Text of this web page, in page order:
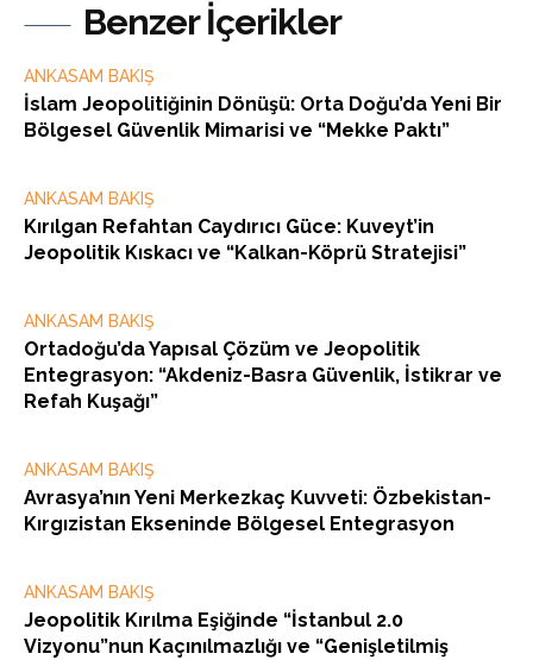
Benzer İçerikler
ANKASAM BAKIŞ
İslam Jeopolitiğinin Dönüşü: Orta Doğu’da Yeni Bir
Bölgesel Güvenlik Mimarisi ve “Mekke Paktı”
ANKASAM BAKIŞ
Kırılgan Refahtan Caydırıcı Güce: Kuveyt’in
Jeopolitik Kıskacı ve “Kalkan-Köprü Stratejisi”
ANKASAM BAKIŞ
Ortadoğu’da Yapısal Çözüm ve Jeopolitik
Entegrasyon: “Akdeniz-Basra Güvenlik, İstikrar ve
Refah Kuşağı”
ANKASAM BAKIŞ
Avrasya’nın Yeni Merkezkaç Kuvveti: Özbekistan-
Kırgızistan Ekseninde Bölgesel Entegrasyon
ANKASAM BAKIŞ
Jeopolitik Kırılma Eşiğinde “İstanbul 2.0
Vizyonu”nun Kaçınılmazlığı ve “Genişletilmiş